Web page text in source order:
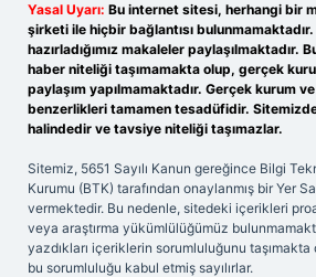
Yasal Uyarı: Bu internet sitesi, herhangi bir
şirketi ile hiçbir bağlantısı
hazırladığımız makaleler paylaşılmaktadır.
haber niteliği taşımamakta olup, gerçek
paylaşım yapılmamaktadır. Gerçek kurum
benzerlikleri tamamen tesadüfidir.
halindedir ve tavsiye niteliği taşımazlar.
Sitemiz, 5651 Sayılı Kanun gereğince Bilgi
Kurumu (BTK) tarafından onaylanmış bir Yer
vermektedir. Bu nedenle, sitedeki içerikleri
veya araştırma yükümlülüğümüz
yazdıkları içeriklerin sorumluluğunu
bu sorumluluğu kabul etmiş sayılırlar.